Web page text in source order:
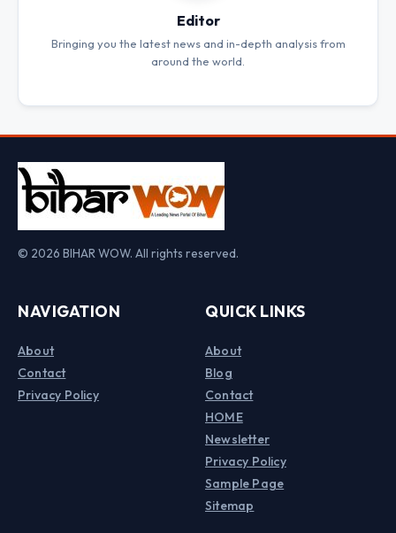
Editor
Bringing you the latest news and in-depth analysis from
around the world.
© 2026 BIHAR WOW. All rights reserved.
NAVIGATION
About
Contact
Privacy Policy
QUICK LINKS
About
Blog
Contact
HOME
Newsletter
Privacy Policy
Sample Page
Sitemap